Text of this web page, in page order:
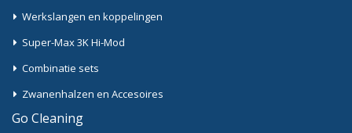
Werkslangen en koppelingen
Super-Max 3K Hi-Mod
Combinatie sets
Zwanenhalzen en Accesoires
Go Cleaning